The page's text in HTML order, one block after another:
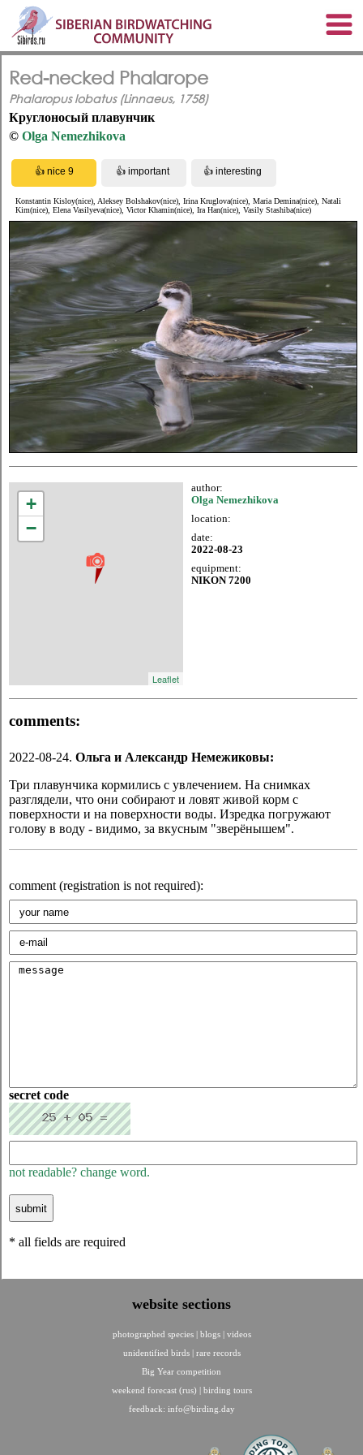
Red-necked Phalarope
Phalaropus lobatus (Linnaeus, 1758)
Круглоносый плавунчик
© Olga Nemezhikova
Konstantin Kisloy(nice), Aleksey Bolshakov(nice), Irina Kruglova(nice), Maria Demina(nice), Natali
Kim(nice), Elena Vasilyeva(nice), Victor Khamin(nice), Ira Han(nice), Vasily Stashiba(nice)
+
−
Leaflet
author:
Olga Nemezhikova
location:
date:
2022-08-23
equipment:
NIKON 7200
comments:
2022-08-24. Ольга и Александр Немежиковы:
Три плавунчика кормились с увлечением. На снимках
разглядели, что они собирают и ловят живой корм с
поверхности и на поверхности воды. Изредка погружают
голову в воду - видимо, за вкусным "зверёнышем".
comment (registration is not required):
secret code
not readable? change word.
* all fields are required
website sections
photographed species blogs
videos
unidentified birds
rare records
Big Year competition
weekend forecast (rus)
birding tours
feedback: info@birding.day